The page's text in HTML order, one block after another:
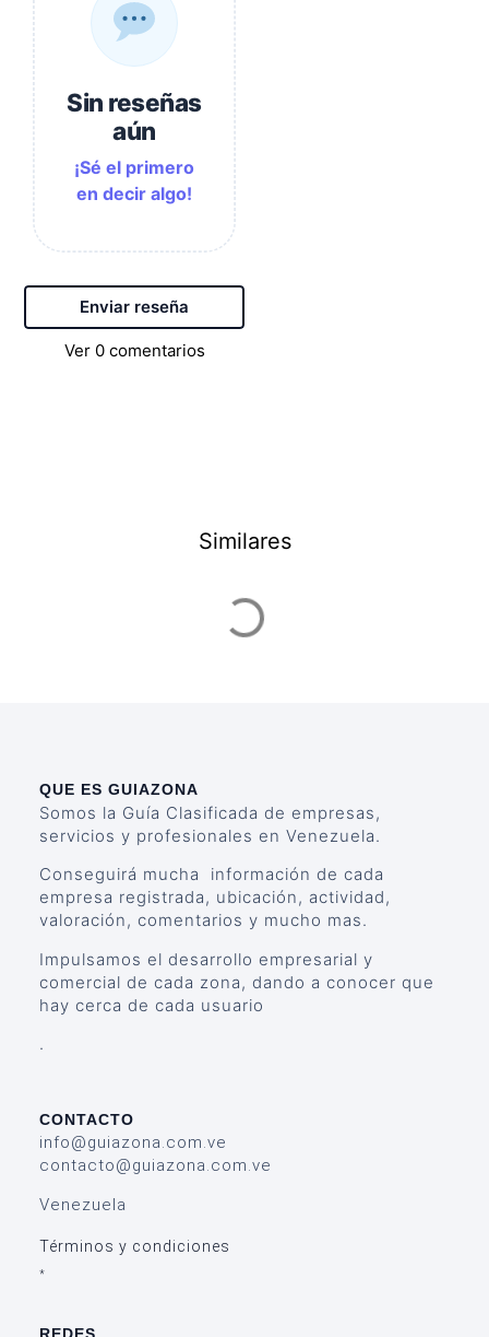
Sin reseñas
aún
¡Sé el primero
en decir algo!
Enviar reseña
Ver 0comentarios
Similares
QUE ES GUIAZONA
Somos la Guía Clasificada de empresas,
servicios y profesionales en Venezuela.
Conseguirá mucha información de cada
empresa registrada, ubicación, actividad,
valoración, comentarios y mucho mas.
Impulsamos el desarrollo empresarial y
comercial de cada zona, dando a conocer que
hay cerca de cada usuario
.
CONTACTO
info@guiazona.com.ve
contacto@guiazona.com.ve
Venezuela
Términos y condiciones
*